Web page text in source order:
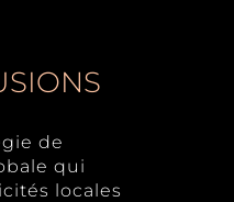
de
qui
locales